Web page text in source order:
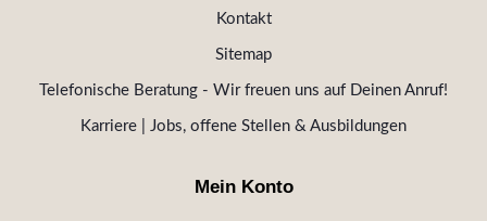
Kontakt
Sitemap
Telefonische Beratung - Wir freuen uns auf Deinen Anruf!
Karriere | Jobs, offene Stellen & Ausbildungen
Mein Konto